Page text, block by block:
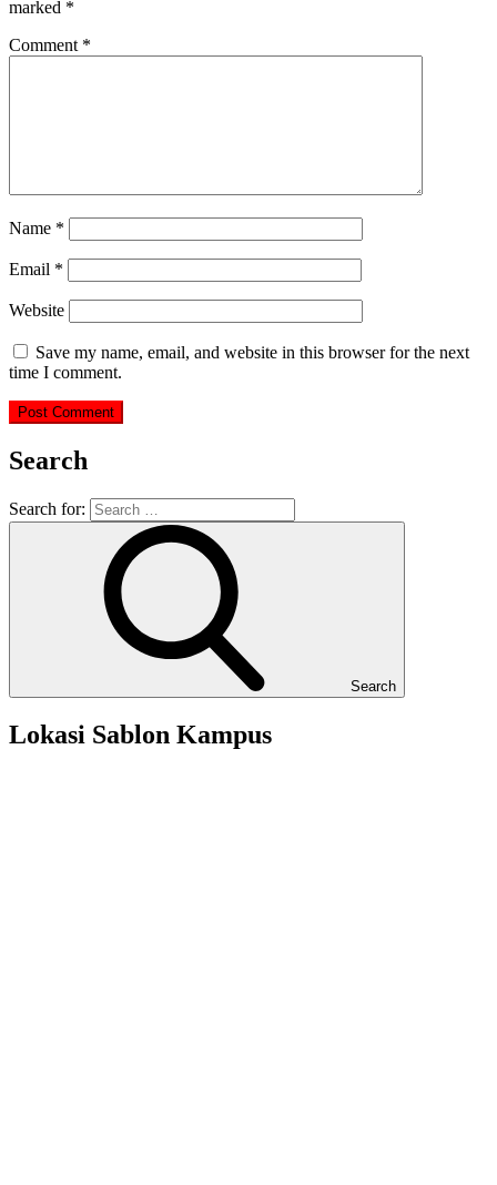
marked *
Comment *
Name *
Email *
Website
Save my name, email, and website in this browser for the next
time I comment.
Search
Search for:
Search
Lokasi Sablon Kampus